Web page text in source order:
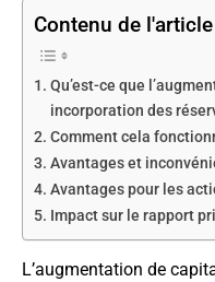
Contenu de l'article
Qu’est-ce que
incorporation des
Comment cela
Avantages et
Avantages pour les
Impact sur le rapport
L’augmentation de